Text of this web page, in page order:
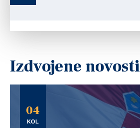
Izdvojene novosti
04
KOL